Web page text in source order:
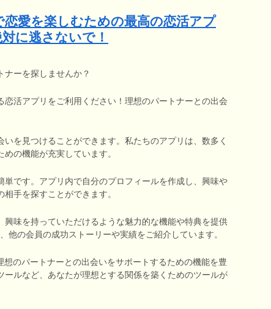
愛を楽しむための最高の恋活アプ
に逃さないで！
ナーを探しませんか？
活アプリをご利用ください！理想のパートナーとの出会
を見つけることができます。私たちのアプリは、数多く
の機能が充実しています。
です。アプリ内で自分のプロフィールを作成し、興味や
手を探すことができます。
味を持っていただけるような魅力的な機能や特典を提供
の会員の成功ストーリーや実績をご紹介しています。
のパートナーとの出会いをサポートするための機能を豊
ルなど、あなたが理想とする関係を築くためのツールが